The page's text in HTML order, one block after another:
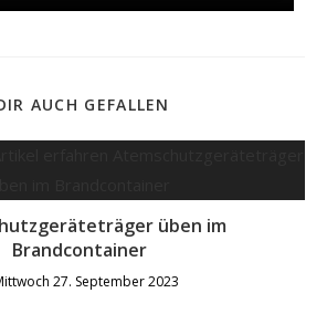
AUCH GEFALLEN
üben im
Brandcontainer
27. September 2023